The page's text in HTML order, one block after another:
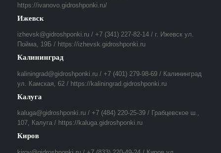
https://ivanovo.gidroshponki.ru/
Ижевск
izhevsk@gidroshponki.ru / +7 (341) 227-82-14 / г. Ижевск ул.
Пойма, 19Б / https://izhevsk.gidroshponki.ru
Калининград
kaliningrad@gidroshponki.ru / +7 (401) 279-98-69 / Калининград
ул. Камская, 62 / https://kaliningrad.gidroshponki.ru
Калуга
kaluga@gidroshponki.ru / +7 (484) 220-25-39 / Грабцевское ш.,
107, Калуга / https://kaluga.gidroshponki.ru
Киров